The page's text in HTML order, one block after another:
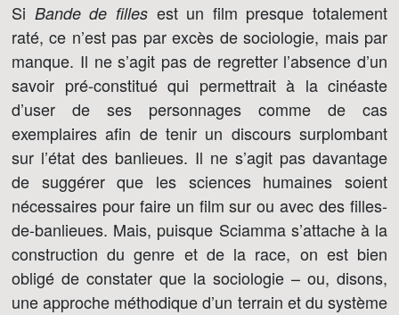
Si Bande de fillesest un film presque totalement
raté, ce n’est pas par excès de sociologie, mais par
manque. Il ne s’agit pas de regretter l’absence d’un
savoir pré-constitué qui permettrait à la cinéaste
d’user de ses personnages comme de cas
exemplaires afin de tenir un discours surplombant
sur l’état des banlieues. Il ne s’agit pas davantage
de suggérer que les sciences humaines soient
nécessaires pour faire un film sur ou avec des filles-
de-banlieues. Mais, puisque Sciamma s’attache à la
construction du genre et de la race, on est bien
obligé de constater que la sociologie – ou, disons,
une approche méthodique d’un terrain et du système